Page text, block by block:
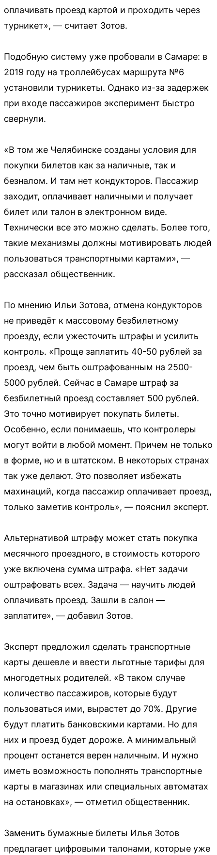
оплачивать проезд картой и проходить через
турникет», — считает Зотов.
Подобную систему уже пробовали в Самаре: в
2019 году на троллейбусах маршрута №6
установили турникеты. Однако из-за задержек
при входе пассажиров эксперимент быстро
свернули.
«В том же Челябинске созданы условия для
покупки билетов как за наличные, так и
безналом. И там нет кондукторов. Пассажир
заходит, оплачивает наличными и получает
билет или талон в электронном виде.
Технически все это можно сделать. Более того,
такие механизмы должны мотивировать людей
пользоваться транспортными картами», —
рассказал общественник.
По мнению Ильи Зотова, отмена кондукторов
не приведёт к массовому безбилетному
проезду, если ужесточить штрафы и усилить
контроль. «Проще заплатить 40-50 рублей за
проезд, чем быть оштрафованным на 2500-
5000 рублей. Сейчас в Самаре штраф за
безбилетный проезд составляет 500 рублей.
Это точно мотивирует покупать билеты.
Особенно, если понимаешь, что контролеры
могут войти в любой момент. Причем не только
в форме, но и в штатском. В некоторых странах
так уже делают. Это позволяет избежать
махинаций, когда пассажир оплачивает проезд,
только заметив контроль», — пояснил эксперт.
Альтернативой штрафу может стать покупка
месячного проездного, в стоимость которого
уже включена сумма штрафа. «Нет задачи
оштрафовать всех. Задача — научить людей
оплачивать проезд. Зашли в салон —
заплатите», — добавил Зотов.
Эксперт предложил сделать транспортные
карты дешевле и ввести льготные тарифы для
многодетных родителей. «В таком случае
количество пассажиров, которые будут
пользоваться ими, вырастет до 70%. Другие
будут платить банковскими картами. Но для
них и проезд будет дороже. А минимальный
процент останется верен наличным. И нужно
иметь возможность пополнять транспортные
карты в магазинах или специальных автоматах
на остановках», — отметил общественник.
Заменить бумажные билеты Илья Зотов
предлагает цифровыми талонами, которые уже